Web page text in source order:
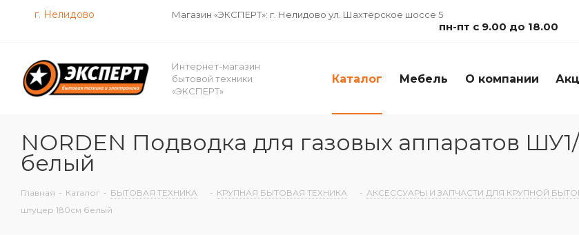
г. Нелидово Магазин «ЭКСПЕРТ»: г. Нелидово ул. Шахтёрское шоссе 5
пн-пт с 9.00 до 18.00
Интернет-магазин
бытовой техники
«ЭКСПЕРТ»
Каталог Мебель О компании
NORDEN Подводка для газовых аппаратов
белый
Главная - Каталог - БЫТОВАЯ ТЕХНИКА - КРУПНАЯ БЫТОВАЯ ТЕХНИКА - АКСЕССУАРЫ И ЗАПЧАСТИ ДЛЯ КРУПНОЙ
штуцер 180см белый